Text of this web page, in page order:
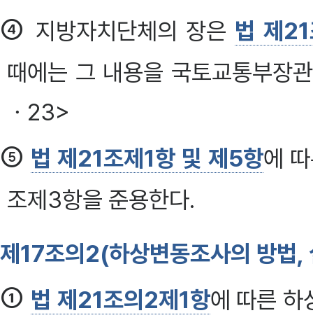
④ 지방자치단체의 장은 법 제
때에는 그 내용을 국토교통부장
ㆍ23>
⑤ 법 제21조제1항 및 제5항에
조제3항을 준용한다.
제17조의2(하상변동조사의 방법,
① 법 제21조의2제1항에 따른 하